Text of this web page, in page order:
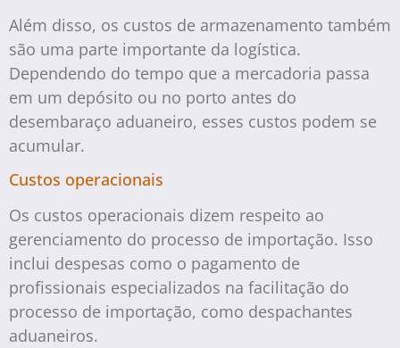
Além disso, os custos de armazenamento também
são uma parte importante da logística.
Dependendo do tempo que a mercadoria passa
em um depósito ou no porto antes do
desembaraço aduaneiro, esses custos podem se
acumular.
Custos operacionais
Os custos operacionais dizem respeito ao
gerenciamento do processo de importação. Isso
inclui despesas como o pagamento de
profissionais especializados na facilitação do
processo de importação, como despachantes
aduaneiros.